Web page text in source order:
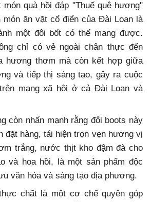
quà hồi đáp "Thuế quê hương"
món ăn vặt cổ điển của Đài Loan là
một đôi bốt có thể mang được.
chỉ có vẻ ngoài chân thực đến
hương thơm mà còn kết hợp giữa
và tiếp thị sáng tạo, gây ra cuộc
mạng xã hội ở cả Đài Loan và
còn nhấn mạnh rằng đôi boots này
đặt hàng, tái hiện trọn vẹn hương vị
trắng, nước thịt kho đậm đà cho
và hoa hồi, là một sản phẩm độc
văn hóa và sáng tạo địa phương.
chất là một cơ chế quyên góp